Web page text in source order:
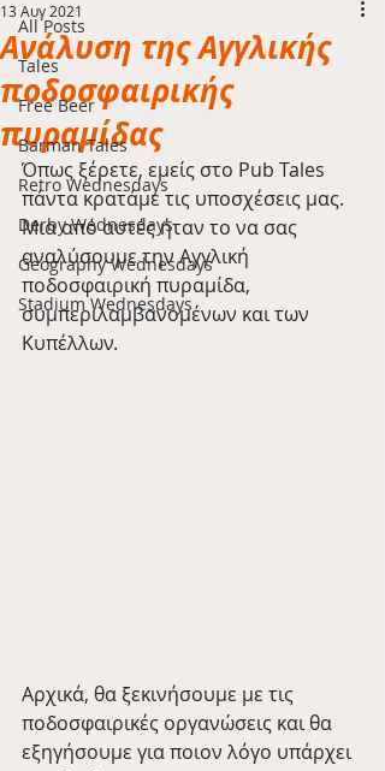
All Posts
Tales
Free Beer
Barman Tales
Retro Wednesdays
Derby Wednesdays
Geography Wednesdays
Stadium Wednesdays
Ανάλυση της Αγγλικής
ποδοσφαιρικής
πυραμίδας
13 Αυγ 2021
Όπως ξέρετε, εμείς στο Pub Tales
πάντα κρατάμε τις υποσχέσεις μας.
Μια από αυτές ήταν το να σας
αναλύσουμε την Αγγλική
ποδοσφαιρική πυραμίδα,
συμπεριλαμβανομένων και των
Κυπέλλων.
Αρχικά, θα ξεκινήσουμε με τις
ποδοσφαιρικές οργανώσεις και θα
εξηγήσουμε για ποιον λόγο υπάρχει